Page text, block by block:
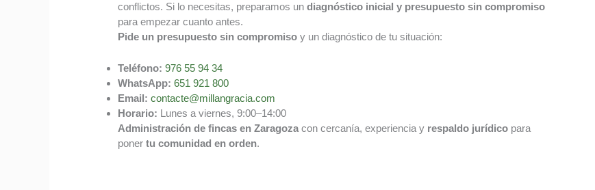
conflictos. Si lo necesitas, preparamos undiagnóstico inicial y presupuesto sin compromiso
para empezar cuanto antes.
Pide un presupuesto sin compromiso y un diagnóstico de tu situación:
Teléfono: 976 55 94 34
WhatsApp: 651 921 800
Email: contacte@millangracia.com
Horario: Lunes a viernes, 9:00–14:00
Administración de fincas en Zaragoza con cercanía, experiencia y respaldo jurídico para
ponertu comunidad en orden.